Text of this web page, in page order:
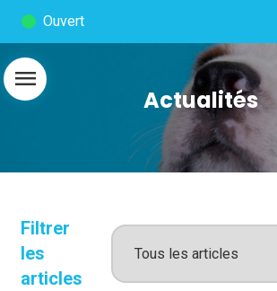
Ouvert
menu
Actualités
Filtrer
les
articles